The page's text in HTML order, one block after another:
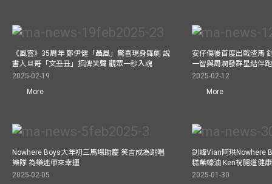
《風雲》35周年 鄭伊健「聶風」驚喜現身舞劇 說
書人旦哥「文丑丑」招牌笑聲 觀眾一秒入魂
2025-02-19
More
安仔傷後首度出戰渣馬
一智與周潤發群星結伴
2025-02-12
More
Nowhere Boys大年初三馬場助慶 笑言成為跳唱
樂隊 為樂迷帶來幸運
2025-02-05
釗峰Vian阿珙Nowhere
糕蘸蠔油 Ken祝腸道健康
2025-01-30